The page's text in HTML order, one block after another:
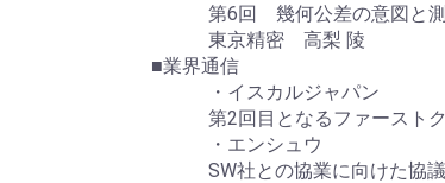
第6回 幾何公差の意図と測
東京精密 高梨 陵
■業界通信
・イスカルジャパン
第2回目となるファーストク
・エンシュウ
SW社との協業に向けた協議